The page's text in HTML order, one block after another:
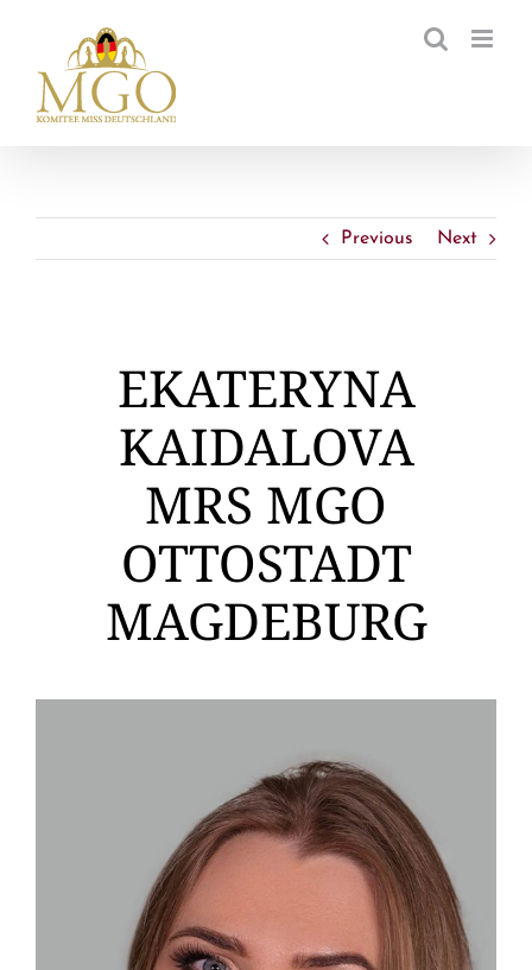
springen
Previous Next
EKATERYNA
KAIDALOVA
MRS MGO
OTTOSTADT
MAGDEBURG